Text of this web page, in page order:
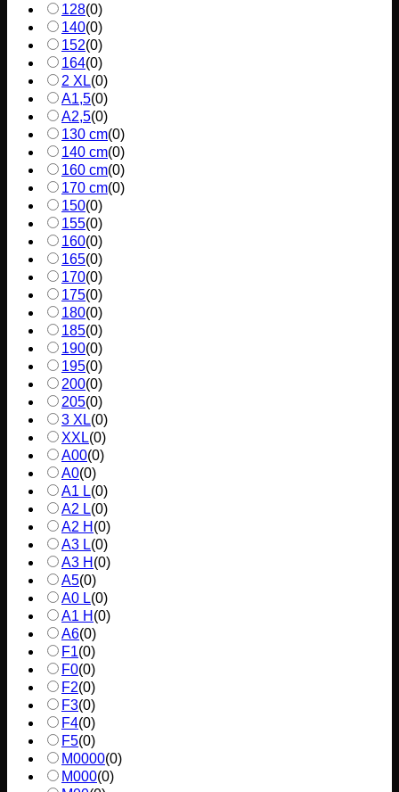
128(0)
140(0)
152(0)
164(0)
2 XL(0)
A1,5(0)
A2,5(0)
130 cm(0)
140 cm(0)
160 cm(0)
170 cm(0)
150(0)
155(0)
160(0)
165(0)
170(0)
175(0)
180(0)
185(0)
190(0)
195(0)
200(0)
205(0)
3 XL(0)
XXL(0)
A00(0)
A0(0)
A1 L(0)
A2 L(0)
A2 H (0)
A3 L(0)
A3 H (0)
A5(0)
A0 L(0)
A1 H (0)
A6(0)
F1(0)
F0(0)
F2(0)
F3(0)
F4(0)
F5(0)
M0000(0)
M000(0)